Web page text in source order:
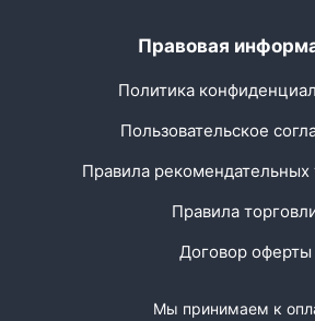
Правовая
Политика
Пользовательское
Правила рекомендательных
Правила
Договор оферты
Мы принимаем к